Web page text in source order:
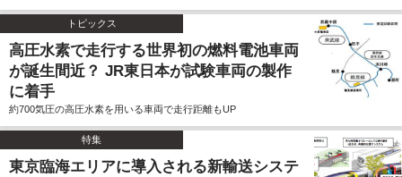
トピックス
高圧水素で走行する世界初の燃料電池車両
が誕生間近？ JR東日本が試験車両の製作
に着手
約700気圧の高圧水素を用いる車両で走行距離もUP
特集
東京臨海エリアに導入される新輸送システ